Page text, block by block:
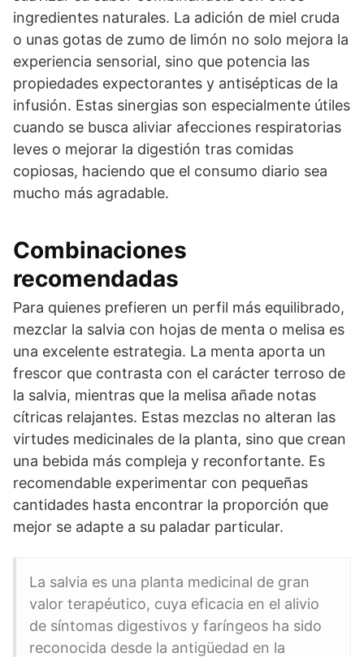
ingredientes naturales. La adición de miel cruda
o unas gotas de zumo de limón no solo mejora la
experiencia sensorial, sino que potencia las
propiedades expectorantes y antisépticas de la
infusión. Estas sinergias son especialmente útiles
cuando se busca aliviar afecciones respiratorias
leves o mejorar la digestión tras comidas
copiosas, haciendo que el consumo diario sea
mucho más agradable.
Combinaciones
recomendadas
Para quienes prefieren un perfil más equilibrado,
mezclar la salvia con hojas de menta o melisa es
una excelente estrategia. La menta aporta un
frescor que contrasta con el carácter terroso de
la salvia, mientras que la melisa añade notas
cítricas relajantes. Estas mezclas no alteran las
virtudes medicinales de la planta, sino que crean
una bebida más compleja y reconfortante. Es
recomendable experimentar con pequeñas
cantidades hasta encontrar la proporción que
mejor se adapte a su paladar particular.
La salvia es una planta medicinal de gran
valor terapéutico, cuya eficacia en el alivio
de síntomas digestivos y faríngeos ha sido
reconocida desde la antigüedad en la